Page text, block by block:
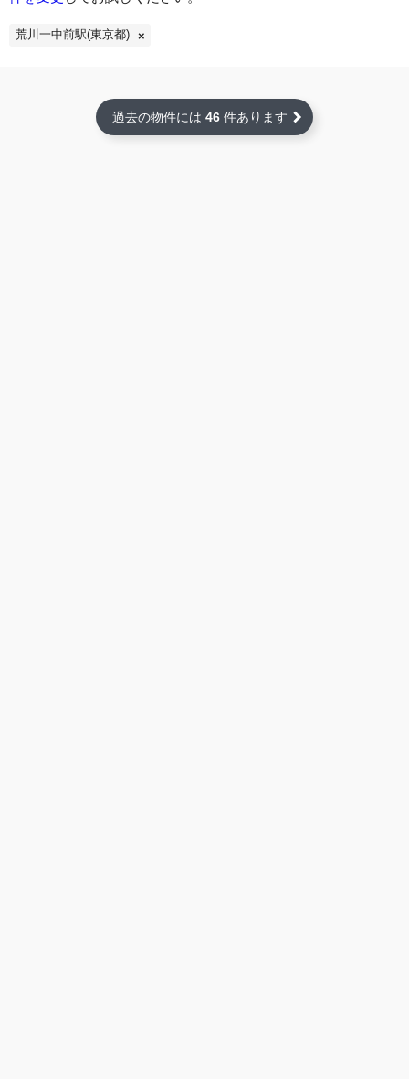
荒川一中前駅(東京都)
過去の物件には 46 件あります